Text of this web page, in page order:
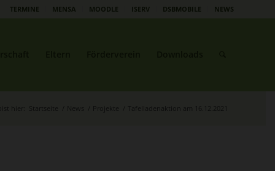
TERMINE MENSA MOODLE ISERV DSBMOBILE NEWS
hier: Startseite News Projekte Tafelladenaktion am 16.12.2021